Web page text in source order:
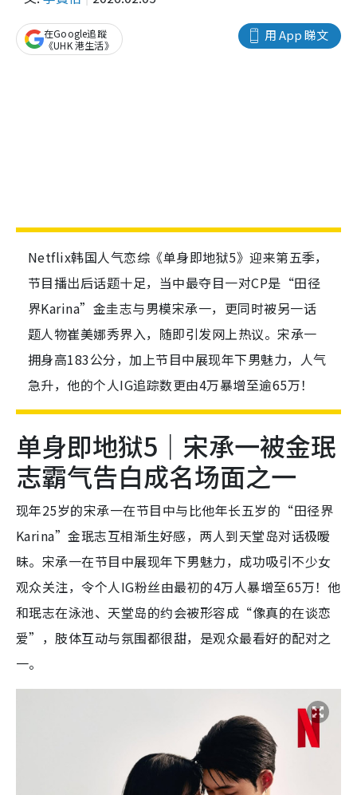
用 App 睇文
在Google追蹤
《UHK 港生活》
Netflix韩国人气恋综《单身即地狱5》迎来第五季，
节目播出后话题十足，当中最夺目一对CP是“田径
界Karina”金圭志与男模宋承一，更同时被另一话
题人物崔美娜秀界入，随即引发网上热议。宋承一
拥身高183公分，加上节目中展现年下男魅力，人气
急升，他的个人IG追踪数更由4万暴增至逾65万！
单身即地狱5｜宋承一被金珉
志霸气告白成名场面之一
现年25岁的宋承一在节目中与比他年长五岁的“田径界
Karina”金珉志互相渐生好感，两人到天堂岛对话极暧
昧。宋承一在节目中展现年下男魅力，成功吸引不少女
观众关注，令个人IG粉丝由最初的4万人暴增至65万！他
和珉志在泳池、天堂岛的约会被形容成“像真的在谈恋
爱”，肢体互动与氛围都很甜，是观众最看好的配对之
一。